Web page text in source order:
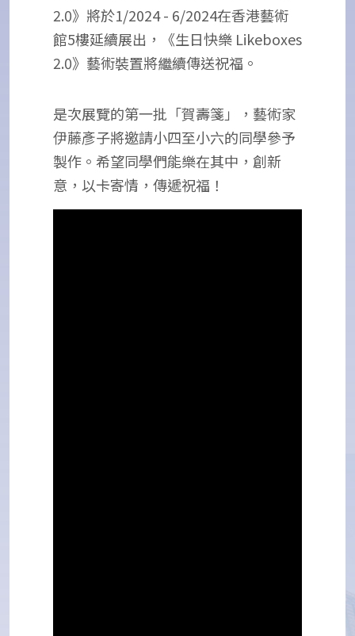
2.0》將於1/2024 - 6/2024在香港藝術
館5樓延續展出，《生日快樂 Likeboxes
2.0》藝術裝置將繼續傳送祝福。
是次展覽的第一批「賀壽箋」，藝術家
伊藤彥子將邀請小四至小六的同學參予
製作。希望同學們能樂在其中，創新
意，以卡寄情，傳遞祝福！